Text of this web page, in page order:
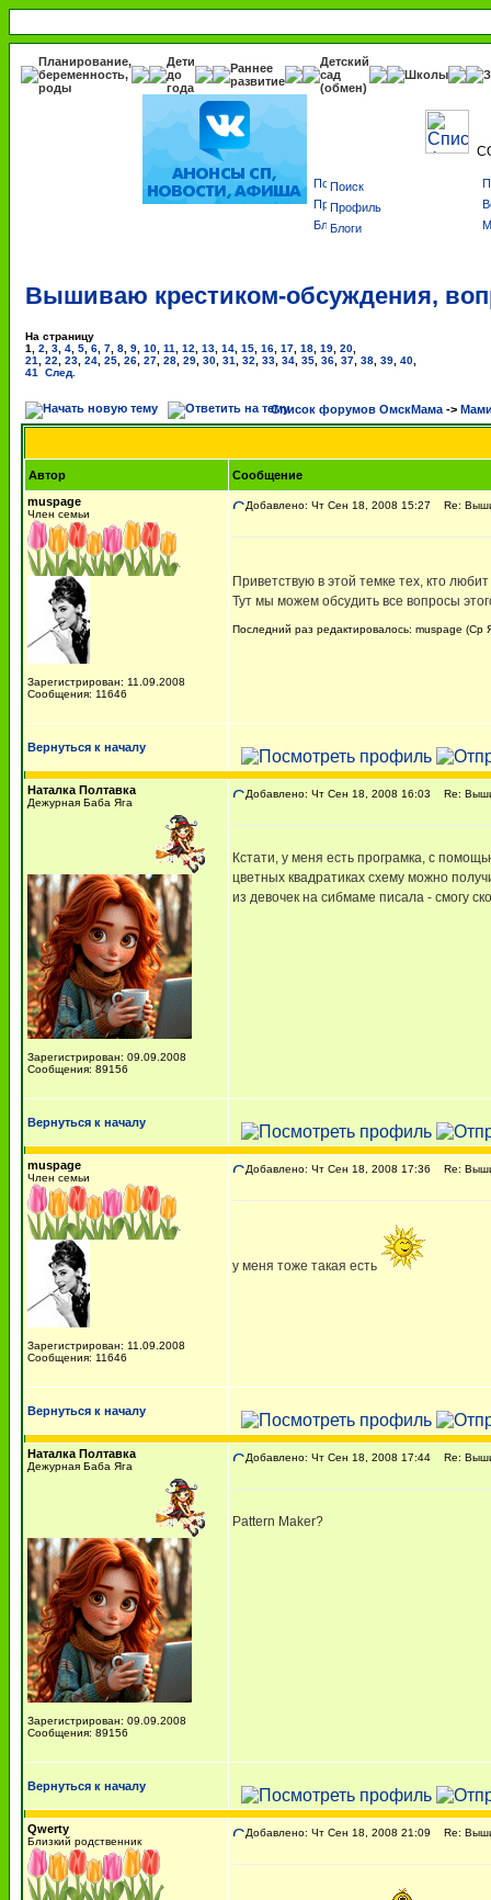
Планирование,
беременность,
роды
Дети
до
года
Раннее
развитие
Детский
сад
(обмен)
Школы
Поиск
Профиль
Блоги
Вышиваю крестиком-обсуждения,
На страницу
1
2 3 4 5 6 7 8 9 10 11 12 13 14 15 16 17 18 19 20
21
22 23 24 25 26 27 28 29 30 31 32 33 34 35 36 37 38 39 40
41
След.
Список форумов ОмскМама ->
Автор
Сообщение
muspage
Член семьи
Зарегистрирован: 11.09.2008
Сообщения: 11646
Добавлено: Чт Сен 18, 2008 15:27 Re:
Приветствую в этой темке тех, кто
Тут мы можем обсудить все вопросы
Последний раз редактировалось: muspage (Ср
Вернуться к началу
Наталка Полтавка
Дежурная Баба Яга
Зарегистрирован: 09.09.2008
Сообщения: 89156
Добавлено: Чт Сен 18, 2008 16:03 Re:
Кстати, у меня есть програмка, с
цветных квадратиках схему можно
из девочек на сибмаме писала - смогу
Вернуться к началу
muspage
Член семьи
Зарегистрирован: 11.09.2008
Сообщения: 11646
Добавлено: Чт Сен 18, 2008 17:36 Re:
у меня тоже такая есть
Вернуться к началу
Наталка Полтавка
Дежурная Баба Яга
Зарегистрирован: 09.09.2008
Сообщения: 89156
Добавлено: Чт Сен 18, 2008 17:44 Re:
Pattern Maker?
Вернуться к началу
Qwerty
Близкий родственник
Добавлено: Чт Сен 18, 2008 21:09 Re: